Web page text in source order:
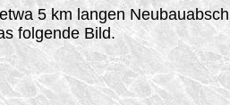
5 km langen
folgende Bild.